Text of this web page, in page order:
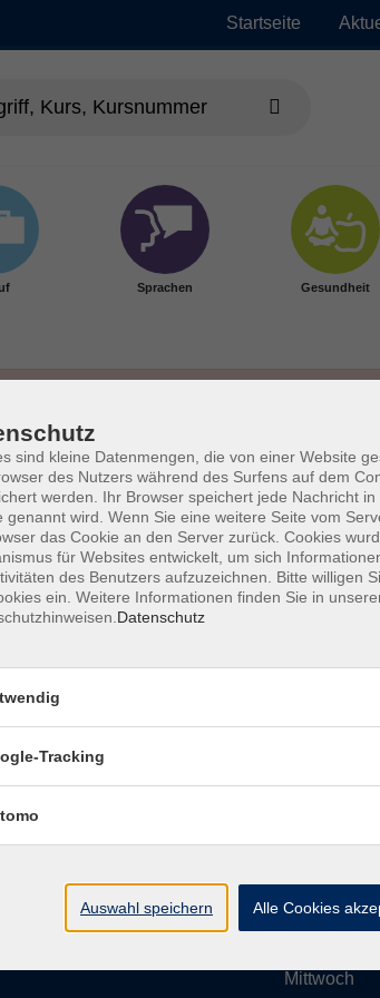
Startseite
Sprachen Gesundheit
Impressum AGBs
e. V.
Dienstag
Mittwoch
sind kleine Datenmengen, die von einer Website
des Nutzers während des Surfens auf dem
werden. Ihr Browser speichert jede Nachricht
genannt wird. Wenn Sie eine weitere Seite vom
das Cookie an den Server zurück. Cookies
für Websites entwickelt, um sich
des Benutzers aufzuzeichnen. Bitte willigen
ein. Weitere Informationen finden Sie in
Datenschutz
Tracking
Auswahl speichern Alle Cookies